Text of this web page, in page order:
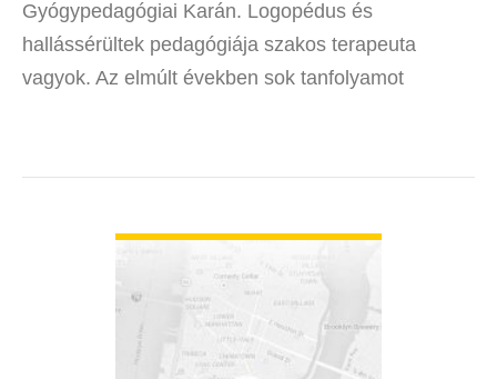
Gyógypedagógiai Karán. Logopédus és
hallássérültek pedagógiája szakos terapeuta
vagyok. Az elmúlt években sok tanfolyamot